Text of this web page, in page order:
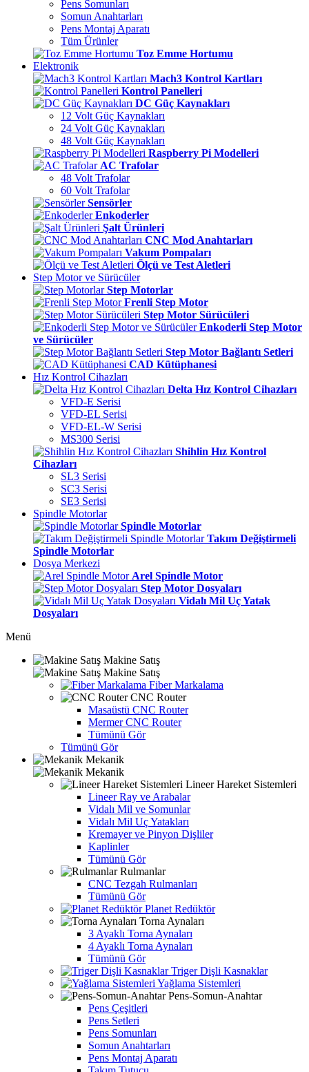
Pens Somunları
Somun Anahtarları
Pens Montaj Aparatı
Tüm Ürünler
Toz Emme Hortumu
Elektronik
Mach3 Kontrol Kartları
Kontrol Panelleri
DC Güç Kaynakları
12 Volt Güç Kaynakları
24 Volt Güç Kaynakları
48 Volt Güç Kaynakları
Raspberry Pi Modelleri
AC Trafolar
48 Volt Trafolar
60 Volt Trafolar
Sensörler
Enkoderler
Şalt Ürünleri
CNC Mod Anahtarları
Vakum Pompaları
Ölçü ve Test Aletleri
Step Motor ve Sürücüler
Step Motorlar
Frenli Step Motor
Step Motor Sürücüleri
Enkoderli Step Motor
ve Sürücüler
Step Motor Bağlantı Setleri
CAD Kütüphanesi
Hız Kontrol Cihazları
Delta Hız Kontrol Cihazları
VFD-E Serisi
VFD-EL Serisi
VFD-EL-W Serisi
MS300 Serisi
Shihlin Hız Kontrol
Cihazları
SL3 Serisi
SC3 Serisi
SE3 Serisi
Spindle Motorlar
Spindle Motorlar
Takım Değiştirmeli
Spindle Motorlar
Dosya Merkezi
Arel Spindle Motor
Step Motor Dosyaları
Vidalı Mil Uç Yatak
Dosyaları
Menü
Makine Satış
Makine Satış
Fiber Markalama
CNC Router
Masaüstü CNC Router
Mermer CNC Router
Tümünü Gör
Tümünü Gör
Mekanik
Mekanik
Lineer Hareket Sistemleri
Lineer Ray ve Arabalar
Vidalı Mil ve Somunlar
Vidalı Mil Uç Yatakları
Kremayer ve Pinyon Dişliler
Kaplinler
Tümünü Gör
Rulmanlar
CNC Tezgah Rulmanları
Tümünü Gör
Planet Redüktör
Torna Aynaları
3 Ayaklı Torna Aynaları
4 Ayaklı Torna Aynaları
Tümünü Gör
Triger Dişli Kasnaklar
Yağlama Sistemleri
Pens-Somun-Anahtar
Pens Çeşitleri
Pens Setleri
Pens Somunları
Somun Anahtarları
Pens Montaj Aparatı